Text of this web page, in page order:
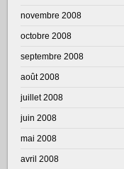
novembre 2008
octobre 2008
septembre 2008
août 2008
juillet 2008
juin 2008
mai 2008
avril 2008